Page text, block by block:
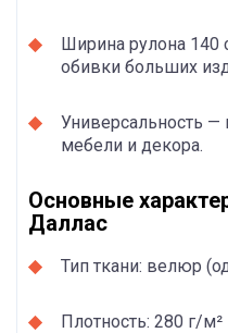
Ширина рулона 140
обивки больших
Универсальность —
мебели и декора.
Основные
Даллас
Тип ткани: велюр
Плотность: 280 г/м²